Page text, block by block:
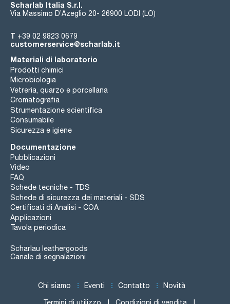
Scharlab Italia S.r.l.
Via Massimo D’Azeglio 20- 26900 LODI (LO)
T +39 02 9823 0679
customerservice@scharlab.it
Materiali di laboratorio
Prodotti chimici
Microbiologia
Vetreria, quarzo e porcellana
Cromatografia
Strumentazione scientifica
Consumabile
Sicurezza e igiene
Documentazione
Pubblicazioni
Video
FAQ
Schede tecniche - TDS
Schede di sicurezza dei materiali - SDS
Certificati di Analisi - COA
Applicazioni
Tavola periodica
Scharlau leathergoods
Canale di segnalazioni
Chi siamo Eventi Contatto Novità
Termini di utilizzo Condizioni di vendita